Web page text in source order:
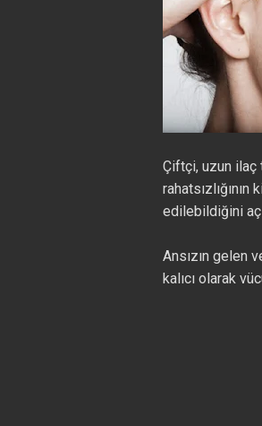
Çiftçi, uzun ilaç
edilebildiğini
Ansızın gelen
kalıcı olarak